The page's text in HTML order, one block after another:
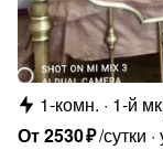
1-комн.
1-й
От2530₽/сутки